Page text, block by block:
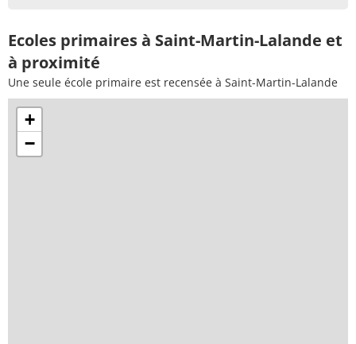
Ecoles primaires à Saint-Martin-Lalande et
à proximité
Une seule école primaire est recensée à Saint-Martin-Lalande
+
−